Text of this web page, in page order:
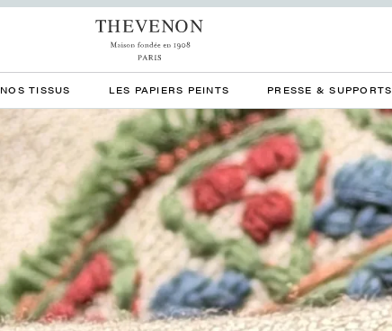
NOS TISSUS LES PAPIERS PEINTS PRESSE & SUPPORTS